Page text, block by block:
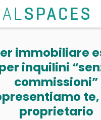
immobiliare
inquilini
commissioni”
te,
proprietario